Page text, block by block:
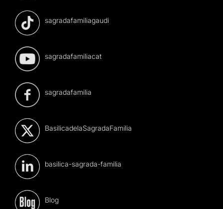
sagradafamiliagaudi
sagradafamiliacat
sagradafamilia
BasilicadelaSagradaFamilia
basilica-sagrada-familia
Blog